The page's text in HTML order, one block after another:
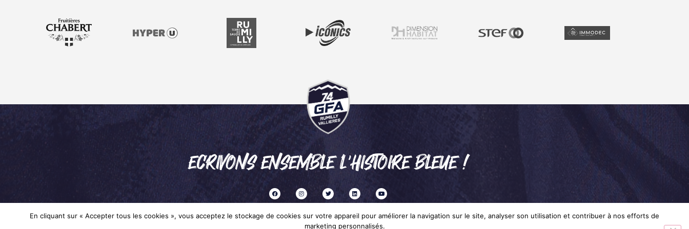
ECRIVONS ENSEMBLE L'HISTOIRE BLEUE !
– © 2024 GFA RUMILLY VALLIÈRES
En cliquant sur « Accepter tous les cookies », vous acceptez le stockage de cookies sur votre appareil pour améliorer la navigation sur le site, analyser son utilisation et contribuer à nos efforts de
marketing personnalisés.